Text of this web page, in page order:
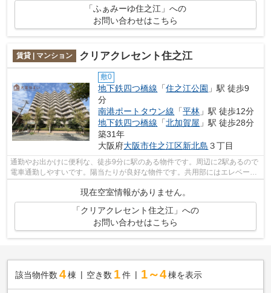
「ふぁみーゆ住之江」への
お問い合わせはこちら
賃貸 | マンション クリアクレセント住之江
敷0
地下鉄四つ橋線 「住之江公園 」駅 徒歩9
分
南港ポートタウン線 「平林 」駅 徒歩12分
地下鉄四つ橋線 「北加賀屋 」駅 徒歩28分
築31年
大阪府大阪市住之江区新北島 ３丁目
通勤やお出かけに便利な、徒歩9分に駅のある物件です。周辺に2駅あるので
電車通勤しやすいです。陽当たりが良好な物件です。共用部にはエレベー
現在空室情報がありません。
「クリアクレセント住之江」への
お問い合わせはこちら
該当物件数 4棟 空き数 1 件 1～4 棟を表示